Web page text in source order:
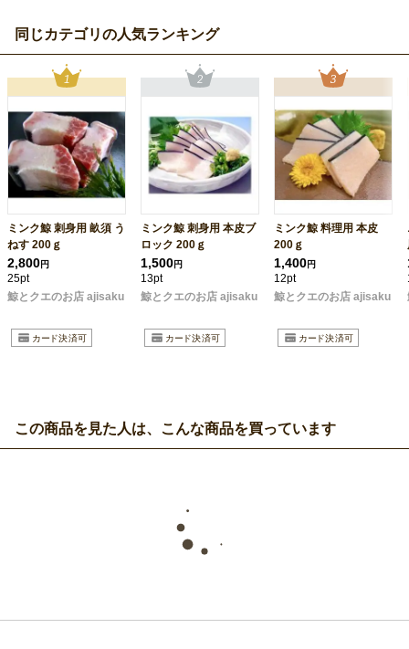
同じカテゴリの人気ランキング
ミンク鯨 刺身用 畝須 う
ねす 200ｇ
2,800円
25pt
鯨とクエのお店 ajisaku
ミンク鯨 刺身用 本皮ブ
ロック 200ｇ
1,500円
13pt
鯨とクエのお店 ajisaku
ミンク鯨 料理用 本皮
200ｇ
1,400円
12pt
鯨とクエのお店 ajisaku
この商品を見た人は、こんな商品を買っています